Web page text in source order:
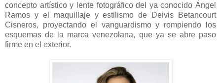
concepto artístico y lente fotográfico del ya conocido Ángel
Ramos y el maquillaje y estilismo de Deivis Betancourt
Cisneros, proyectando el vanguardismo y rompiendo los
esquemas de la marca venezolana, que ya se abre paso
firme en el exterior.